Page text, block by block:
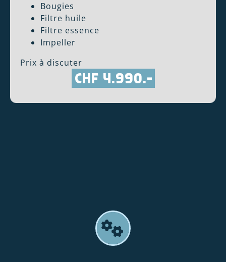
Bougies
Filtre huile
Filtre essence
Impeller
Prix à discuter
CHF 4.990.-